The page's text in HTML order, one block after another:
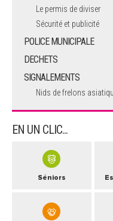
Le permis de diviser
Sécurité et publicité
POLICE MUNICIPALE
DECHETS
SIGNALEMENTS
Nids de frelons
EN UN CLIC...
Séniors